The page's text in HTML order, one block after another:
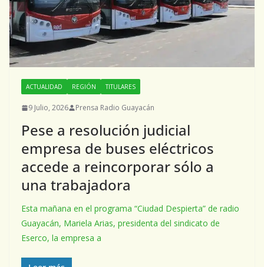
ACTUALIDAD REGIÓN TITULARES
9 Julio, 2026 Prensa Radio Guayacán
Pese a resolución judicial
empresa de buses eléctricos
accede a reincorporar sólo a
una trabajadora
Esta mañana en el programa “Ciudad Despierta” de radio
Guayacán, Mariela Arias, presidenta del sindicato de
Eserco, la empresa a